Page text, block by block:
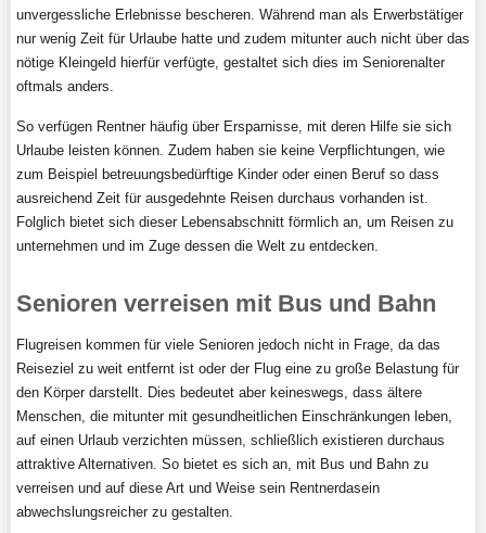
unvergessliche Erlebnisse bescheren. Während man als Erwerbstätiger
nur wenig Zeit für Urlaube hatte und zudem mitunter auch nicht über das
nötige Kleingeld hierfür verfügte, gestaltet sich dies im Seniorenalter
oftmals anders.
So verfügen Rentner häufig über Ersparnisse, mit deren Hilfe sie sich
Urlaube leisten können. Zudem haben sie keine Verpflichtungen, wie
zum Beispiel betreuungsbedürftige Kinder oder einen Beruf so dass
ausreichend Zeit für ausgedehnte Reisen durchaus vorhanden ist.
Folglich bietet sich dieser Lebensabschnitt förmlich an, um Reisen zu
unternehmen und im Zuge dessen die Welt zu entdecken.
Senioren verreisen mit Bus und Bahn
Flugreisen kommen für viele Senioren jedoch nicht in Frage, da das
Reiseziel zu weit entfernt ist oder der Flug eine zu große Belastung für
den Körper darstellt. Dies bedeutet aber keineswegs, dass ältere
Menschen, die mitunter mit gesundheitlichen Einschränkungen leben,
auf einen Urlaub verzichten müssen, schließlich existieren durchaus
attraktive Alternativen. So bietet es sich an, mit Bus und Bahn zu
verreisen und auf diese Art und Weise sein Rentnerdasein
abwechslungsreicher zu gestalten.